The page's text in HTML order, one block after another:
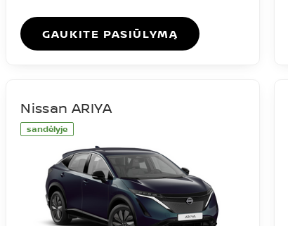
GAUKITE PASIŪLYMĄ
sandėlyje
Nissan ARIYA